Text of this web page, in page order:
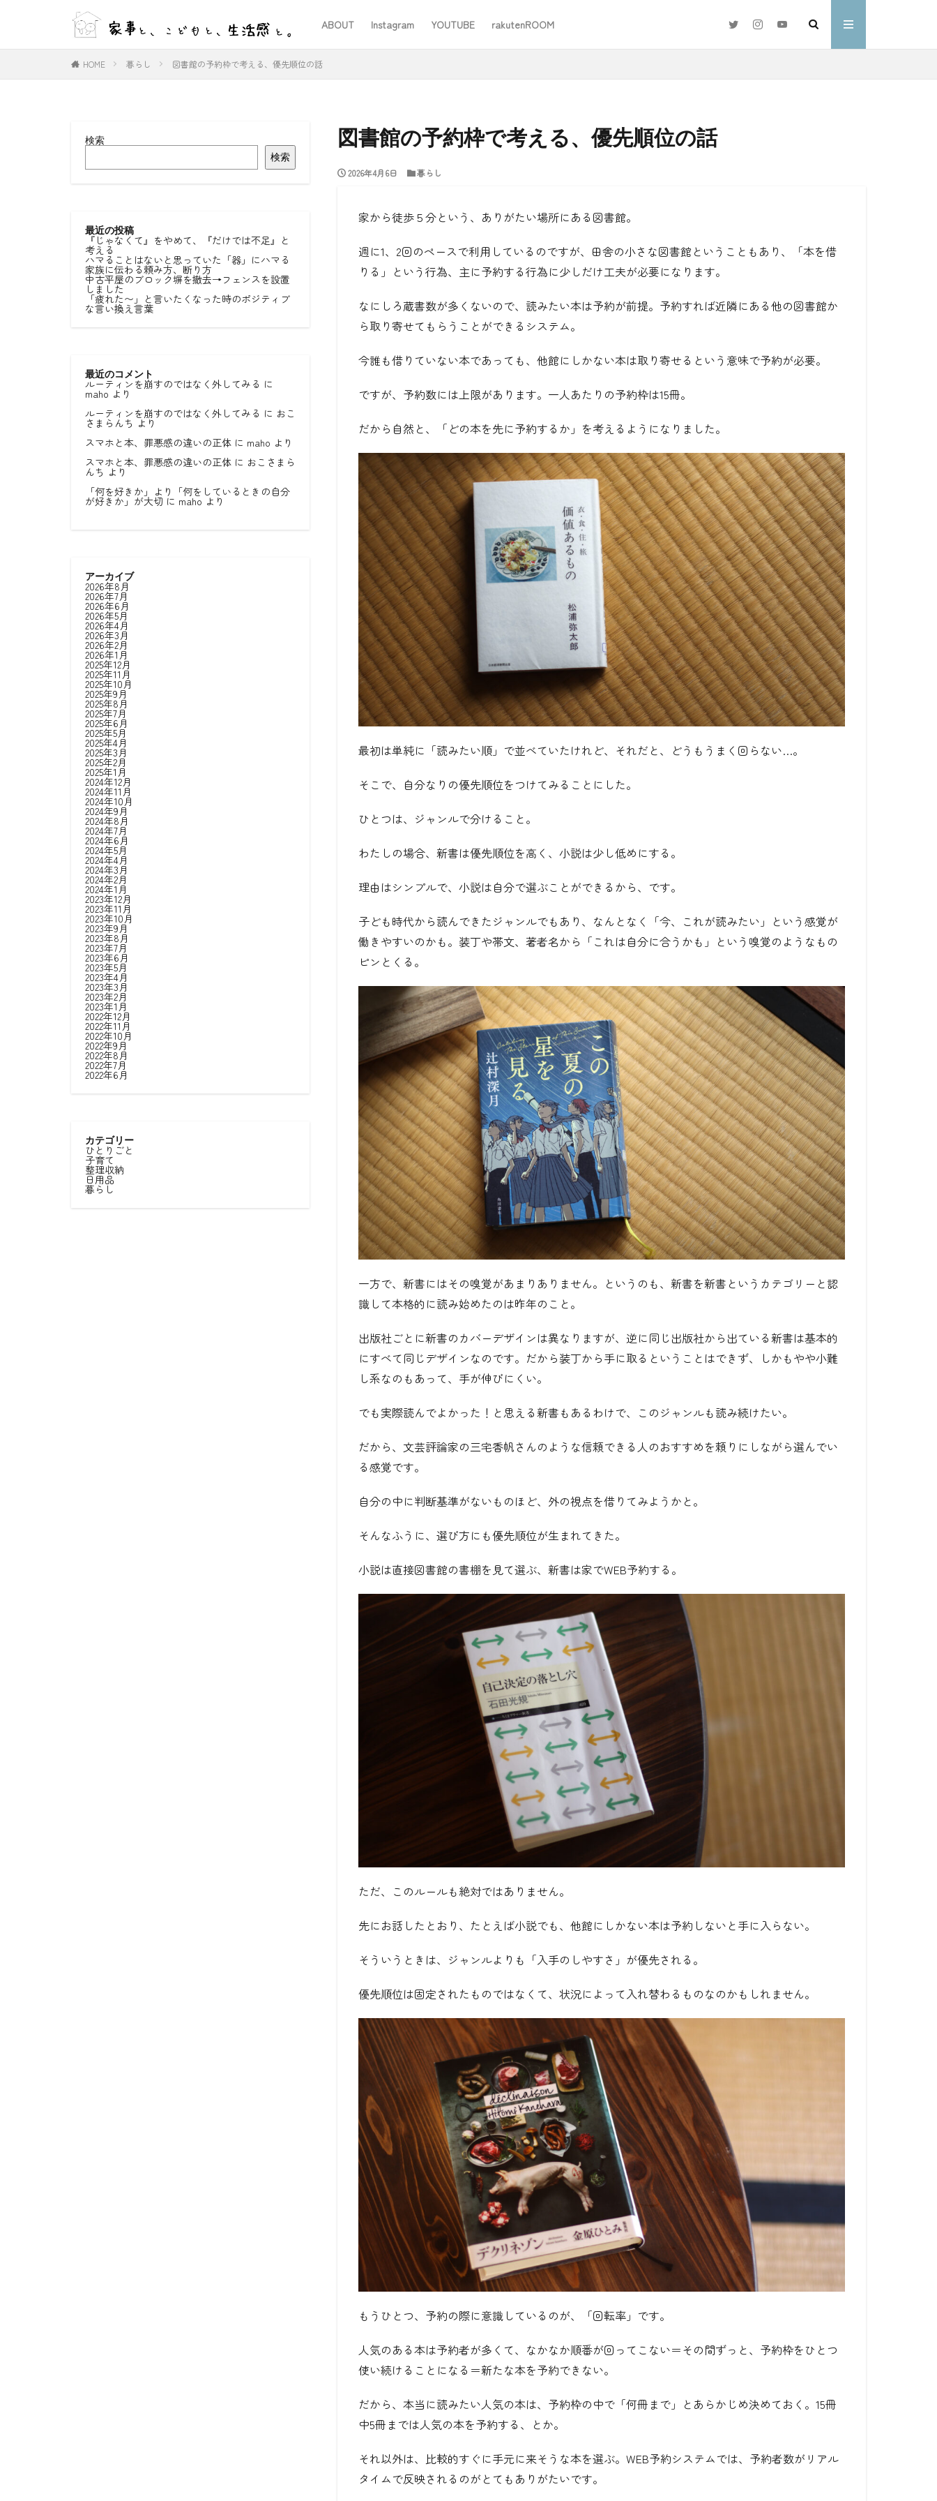
ABOUT Instagram YOUTUBE rakutenROOM
HOME 暮らし 図書館の予約枠で考える、優先順位の話
図書館の予約枠で考える、優先順位の話
2026年4月6日 暮らし
家から徒歩５分という、ありがたい場所にある図書館。
週に1、2回のペースで利用しているのですが、田舎の小さな図書館ということもあり、「本を借
りる」という行為、主に予約する行為に少しだけ工夫が必要になります。
なにしろ蔵書数が多くないので、読みたい本は予約が前提。予約すれば近隣にある他の図書館か
ら取り寄せてもらうことができるシステム。
今誰も借りていない本であっても、他館にしかない本は取り寄せるという意味で予約が必要。
ですが、予約数には上限があります。一人あたりの予約枠は15冊。
だから自然と、「どの本を先に予約するか」を考えるようになりました。
最初は単純に「読みたい順」で並べていたけれど、 それだと、どうもうまく回らない…。
そこで、自分なりの優先順位をつけてみることにした。
ひとつは、ジャンルで分けること。
わたしの場合、新書は優先順位を高く、小説は少し低めにする。
理由はシンプルで、小説は自分で選ぶことができるから、です。
子ども時代から読んできたジャンルでもあり、なんとなく「今、これが読みたい」という感覚が
働きやすいのかも。装丁や帯文、著者名から「これは自分に合うかも」という嗅覚のようなもの
ピンとくる。
一方で、新書にはその嗅覚があまりありません。というのも、新書を新書というカテゴリーと認
識して本格的に読み始めたのは昨年のこと。
出版社ごとに新書のカバーデザインは異なりますが、逆に同じ出版社から出ている新書は基本的
にすべて同じデザインなのです。だから装丁から手に取るということはできず、しかもやや小難
し系なのもあって、手が伸びにくい。
でも実際読んでよかった！と思える新書もあるわけで、このジャンルも読み続けたい。
だから、文芸評論家の三宅香帆さんのような信頼できる人のおすすめを頼りにしながら選んでい
る感覚です。
自分の中に判断基準がないものほど、外の視点を借りてみようかと。
そんなふうに、選び方にも優先順位が生まれてきた。
小説は直接図書館の書棚を見て選ぶ、新書は家でWEB予約する。
ただ、このルールも絶対ではありません。
先にお話したとおり、たとえば小説でも、他館にしかない本は予約しないと手に入らない。
そういうときは、ジャンルよりも「入手のしやすさ」が優先される。
優先順位は固定されたものではなくて、状況によって入れ替わるものなのかもしれません。
もうひとつ、予約の際に意識しているのが、「回転率」です。
人気のある本は予約者が多くて、なかなか順番が回ってこない＝その間ずっと、予約枠をひとつ
使い続けることになる＝新たな本を予約できない。
だから、本当に読みたい人気の本は、予約枠の中で「何冊まで」とあらかじめ決めておく。15冊
中5冊までは人気の本を予約する、とか。
それ以外は、比較的すぐに手元に来そうな本を選ぶ。WEB予約システムでは、予約者数がリアル
タイムで反映されるのがとてもありがたいです。
検索
検索
最近の投稿
『じゃなくて』をやめて、『だけでは不足』と
考える
ハマることはないと思っていた「器」にハマる
家族に伝わる頼み方、断り方
中古平屋のブロック塀を撤去→フェンスを設置
しました
「疲れた〜」と言いたくなった時のポジティブ
な言い換え言葉
最近のコメント
ルーティンを崩すのではなく外してみる に
maho より
ルーティンを崩すのではなく外してみる に おこ
さまらんち より
スマホと本、罪悪感の違いの正体 に maho より
スマホと本、罪悪感の違いの正体 に おこさまら
んち より
「何を好きか」より「何をしているときの自分
が好きか」が大切 に maho より
アーカイブ
2026年8月
2026年7月
2026年6月
2026年5月
2026年4月
2026年3月
2026年2月
2026年1月
2025年12月
2025年11月
2025年10月
2025年9月
2025年8月
2025年7月
2025年6月
2025年5月
2025年4月
2025年3月
2025年2月
2025年1月
2024年12月
2024年11月
2024年10月
2024年9月
2024年8月
2024年7月
2024年6月
2024年5月
2024年4月
2024年3月
2024年2月
2024年1月
2023年12月
2023年11月
2023年10月
2023年9月
2023年8月
2023年7月
2023年6月
2023年5月
2023年4月
2023年3月
2023年2月
2023年1月
2022年12月
2022年11月
2022年10月
2022年9月
2022年8月
2022年7月
2022年6月
カテゴリー
ひとりごと
子育て
整理収納
日用品
暮らし
WEB デザイン SEO